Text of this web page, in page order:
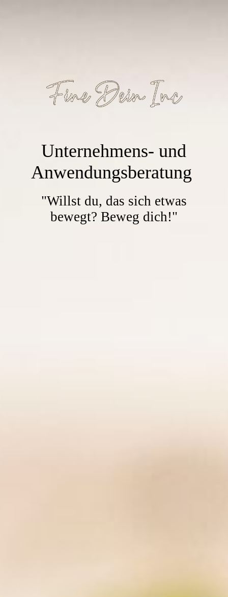
Unternehmens- und
Anwendungsberatung
"Willst du, das sich etwas
bewegt? Beweg dich!"